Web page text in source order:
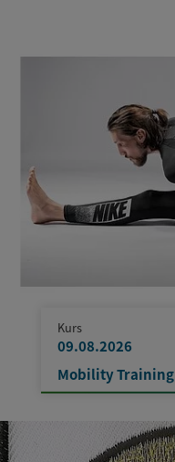
Kurs
09.08.2026
Mobility Training